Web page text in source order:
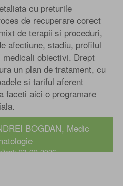
cu preturile
de recuperare corect
de terapii si proceduri,
afectiune, stadiu, profilul
obiectivi. Drept
un plan de tratament, cu
si tariful aferent
faceti aici o programare
BOGDAN, Medic
23-02-2026